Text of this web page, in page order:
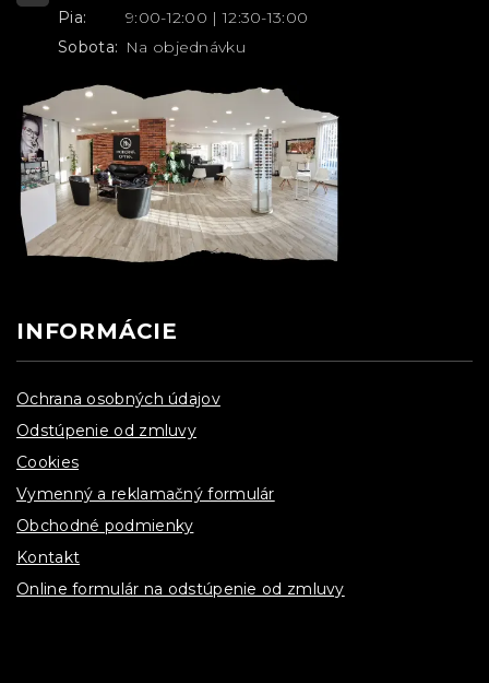
Pia:
9:00-12:00 | 12:30-13:00
Sobota: Na objednávku
INFORMÁCIE
Ochrana osobných údajov
Odstúpenie od zmluvy
Cookies
Vymenný a reklamačný formulár
Obchodné podmienky
Kontakt
Online formulár na odstúpenie od zmluvy